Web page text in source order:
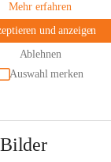
Mehr erfahren
und anzeigen
Ablehnen
Auswahl merken